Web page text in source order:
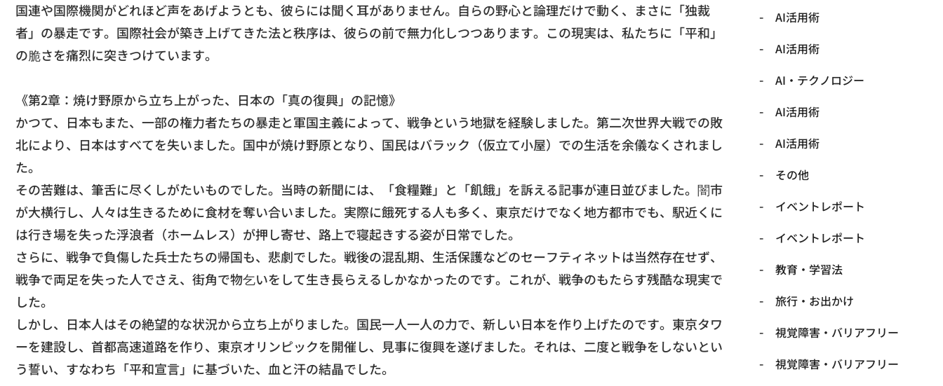
​国連や国際機関がどれほど声をあげようとも、 彼らには聞く耳がありません。自らの野心と論理だけで動く、 まさに「独裁
者」の暴走です。 国際社会が築き上げてきた法と秩序は、 彼らの前で無力化しつつあります。この現実は、私たちに「平和」
の脆さを痛烈に突きつけています。
《第2章：焼け野原から立ち上がった、日本の「真の復興」 の記憶》
​かつて、日本もまた、 一部の権力者たちの暴走と軍国主義によって、 戦争という地獄を経験しました。第二次世界大戦での敗
北により、 日本はすべてを失いました。国中が焼け野原となり、 国民はバラック（仮立て小屋）での生活を余儀なくされまし
た。
​その苦難は、筆舌に尽くしがたいものでした。当時の新聞には、
「食糧難」と「飢餓」を訴える記事が連日並びました。 闇市
が大横行し、人々は生きるために食材を奪い合いました。 実際に餓死する人も多く、東京だけでなく地方都市でも、 駅近くに
は行き場を失った浮浪者（ホームレス）が押し寄せ、 路上で寝起きする姿が日常でした。
​さらに、戦争で負傷した兵士たちの帰国も、悲劇でした。 戦後の混乱期、生活保護などのセーフティネットは当然存在せず、
戦争で両足を失った人でさえ、 街角で物乞いをして生き長らえるしかなかったのです。これが、 戦争のもたらす残酷な現実で
した。
​しかし、日本人はその絶望的な状況から立ち上がりました。 国民一人一人の力で、新しい日本を作り上げたのです。 東京タワ
ーを建設し、首都高速道路を作り、 東京オリンピックを開催し、見事に復興を遂げました。それは、 二度と戦争をしないとい
う誓い、すなわち「平和宣言」 に基づいた、血と汗の結晶でした。
AI活用術
AI活用術
​AI・テクノロジー
​AI活用術
​AI活用術
​その他
​イベントレポート
​イベントレポート
​教育・学習法
​旅行・お出かけ
​視覚障害・バリアフリー
​視覚障害・バリアフリー